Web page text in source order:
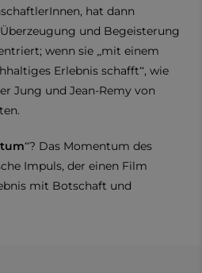
hat dann
und Begeisterung
wenn sie „mit einem
Erlebnis schafft“, wie
Jung und Jean-Remy von
“? Das Momentum des
Impuls, der einen Film
mit Botschaft und